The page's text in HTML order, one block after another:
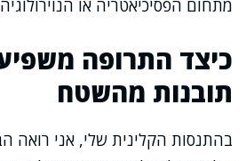
מתחום הפסיכיאטריה או
כיצד התרופה
תובנות מהשטח
בהתנסות הקלינית שלי, אני רואה